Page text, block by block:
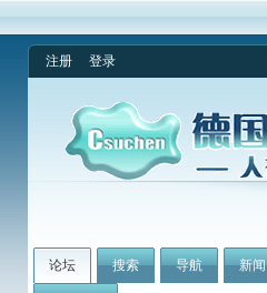
注册 登录
论坛 搜索 导航 新闻